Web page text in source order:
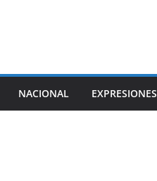
NACIONAL EXPRESIONES